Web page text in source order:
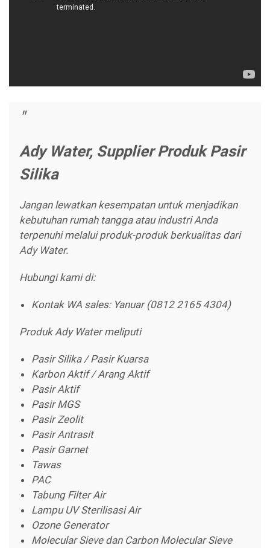
Ady Water, Supplier Produk Pasir
Silika
Jangan lewatkan kesempatan untuk menjadikan
kebutuhan rumah tangga atau industri Anda
terpenuhi melalui produk-produk berkualitas dari
Ady Water.
Hubungi kami di:
Kontak WA sales: Yanuar (0812 2165 4304)
Produk Ady Water meliputi
Pasir Silika / Pasir Kuarsa
Karbon Aktif / Arang Aktif
Pasir Aktif
Pasir MGS
Pasir Zeolit
Pasir Antrasit
Pasir Garnet
Tawas
PAC
Tabung Filter Air
Lampu UV Sterilisasi Air
Ozone Generator
Molecular Sieve dan Carbon Molecular Sieve